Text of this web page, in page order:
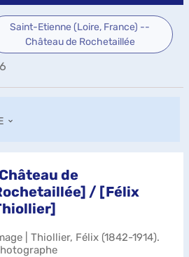
Saint-Etienne (Loire, France) --
Château de Rochetaillée
de
/ [Félix
| Thiollier, Félix (1842-1914).